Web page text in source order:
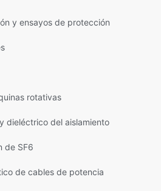
y ensayos de protección
rotativas
dieléctrico del aislamiento
de SF6
de cables de potencia